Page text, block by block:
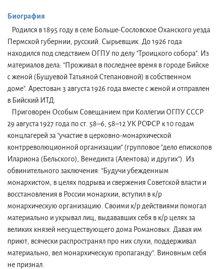
Биография
Родился в 1895 году в селе Больше-Сословское Оханского уезда
Пермской губернии, русский. Сырьевщик. До 1926 года
находился под следствием ОГПУ по делу "Троицкого собора". Из
материалов дела: "Проживал в последнее время в городе Бийске
с женой (Бушуевой Татьяной Степановной) в собственном
доме". Арестован 3 августа 1926 года вместе с женой и отправлен
в Бийский ИТД.
Приговорен Особым Совещанием при Коллегии ОГПУ СССР
29 августа 1927 года по ст. 58–6, 58–12 УК РСФСР к 10 годам
концлагерей за "участие в церковно-монархической
контрреволюционной организации" (групповое "дело епископов
Илариона (Бельского), Венедикта (Алентова) и других"). Из
обвинительного заключения: "Будучи убежденным
монархистом, в целях подрыва и свержения Советской власти и
восстановления в России монархии, вступил в к/р
монархическую организацию. Своими к/р действиями помогал
материально и укрывал лиц, выдававших себя в к/р целях за
великих князей несуществующего дома Романовых. Давая им
приют, всячески распространял про них слухи, поддерживал
материально, вел монархическую пропаганду". Виновным себя
не признал.